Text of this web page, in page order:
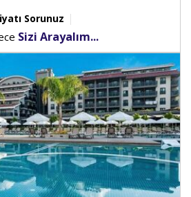
Sorunuz
Sizi Arayalım...